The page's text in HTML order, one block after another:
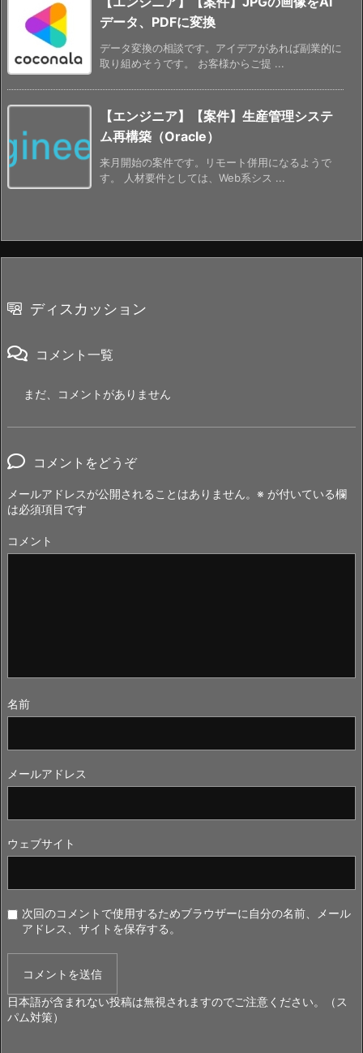
データ、PDFに変換
データ変換の相談です。アイデアがあれば副業的に
取り組めそうです。 お客様からご提 ...
【エンジニア】【案件】生産管理システ
ム再構築（Oracle）
来月開始の案件です。リモート併用になるようで
す。 人材要件としては、Web系シス ...
ディスカッション
コメント一覧
まだ、コメントがありません
コメントをどうぞ
メールアドレスが公開されることはありません。 ※ が付いている欄
は必須項目です
コメント
名前
メールアドレス
ウェブサイト
次回のコメントで使用するためブラウザーに自分の名前、メール
アドレス、サイトを保存する。
日本語が含まれない投稿は無視されますのでご注意ください。（ス
パム対策）